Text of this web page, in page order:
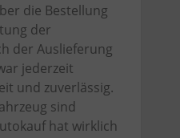
die Bestellung
der
der Auslieferung
jederzeit
und zuverlässig.
sind
hat wirklich